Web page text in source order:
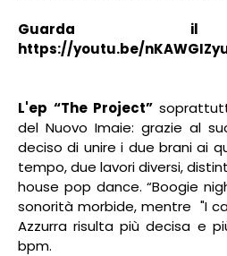
Guarda il
https://youtu.be/
L'ep “The Project”
del Nuovo Imaie: grazie al
deciso di unire i due brani ai
tempo, due lavori diversi,
house pop dance. “Boogie
sonorità morbide, mentre "I
Azzurra risulta più decisa e
bpm.